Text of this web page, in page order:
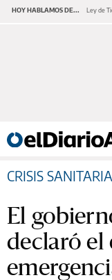
HOY HABLAMOS DE... Ley de
CRISIS
El
declaró el